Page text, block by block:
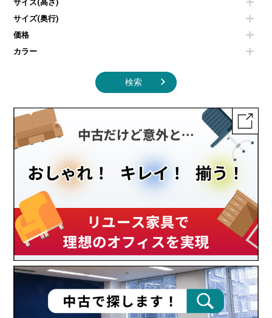
ダストボックス（ゴミ箱）
インテリア家具その他
掃除機
季節家電
サイズ(高さ)
サイズ(奥行)
価格
カラー
検索